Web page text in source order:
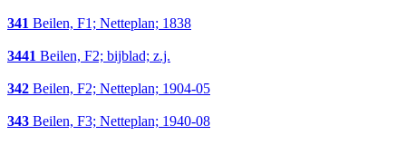
341 Beilen, F1; Netteplan; 1838
3441 Beilen, F2; bijblad; z.j.
342 Beilen, F2; Netteplan; 1904-05
343 Beilen, F3; Netteplan; 1940-08